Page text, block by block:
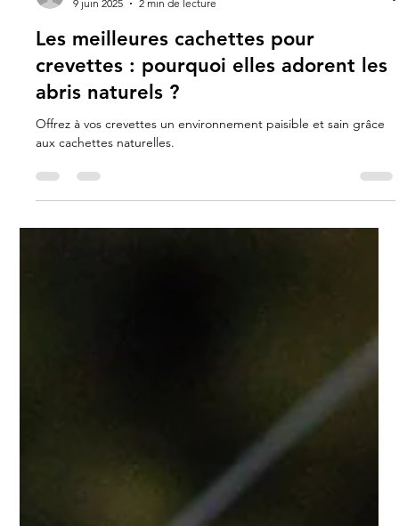
Carla Gimenez
9 juin 2025
2 min de lecture
Les meilleures cachettes pour
crevettes : pourquoi elles adorent les
abris naturels ?
aux cachettes naturelles.